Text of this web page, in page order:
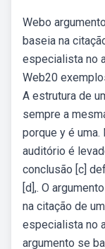
Webo
baseia na
especialista no
Web20
A estrutura de
sempre a
porque y é uma.
auditório é
conclusão [c]
[d],. O
na citação de
especialista no
argumento se